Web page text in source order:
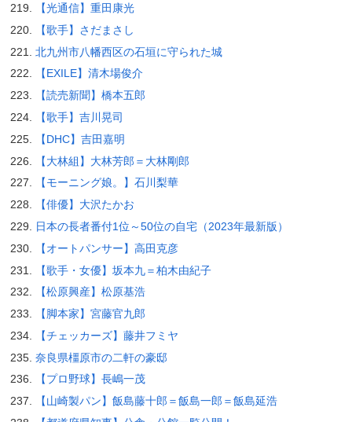
【光通信】重田康光
【歌手】さだまさし
北九州市八幡西区の石垣に守られた城
【EXILE】清木場俊介
【読売新聞】橋本五郎
【歌手】吉川晃司
【DHC】吉田嘉明
【大林組】大林芳郎＝大林剛郎
【モーニング娘。】石川梨華
【俳優】大沢たかお
日本の長者番付1位～50位の自宅（2023年最新版）
【オートパンサー】高田克彦
【歌手・女優】坂本九＝柏木由紀子
【松原興産】松原基浩
【脚本家】宮藤官九郎
【チェッカーズ】藤井フミヤ
奈良県橿原市の二軒の豪邸
【プロ野球】長嶋一茂
【山崎製パン】飯島藤十郎＝飯島一郎＝飯島延浩